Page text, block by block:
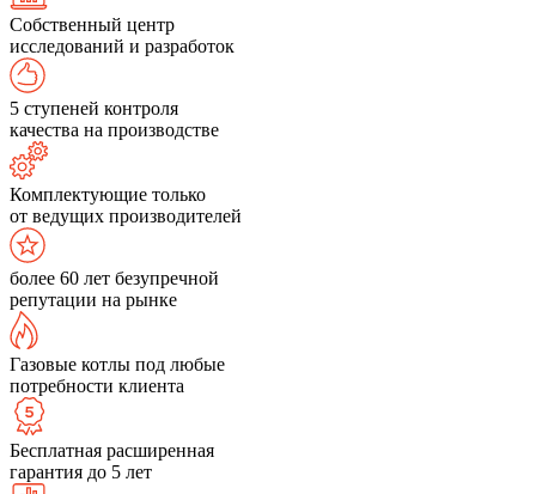
Собственный центр
исследований и разработок
5 ступеней контроля
качества на производстве
Комплектующие только
от ведущих производителей
более 60 лет безупречной
репутации на рынке
Газовые котлы под любые
потребности клиента
Бесплатная расширенная
гарантия до 5 лет